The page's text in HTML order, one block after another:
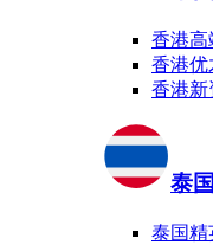
香港高
香港优
香港新
泰国
泰国精